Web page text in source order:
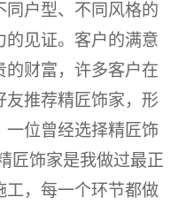
同户型、不同风格的
的见证。客户的满意
的财富，许多客户在
友推荐精匠饰家，形
一位曾经选择精匠饰
匠饰家是我做过最正
工，每一个环节都做